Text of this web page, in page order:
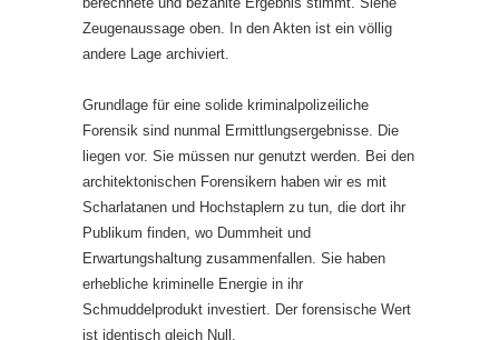
Zeugenaussage oben. In den Akten ist ein völlig
andere Lage archiviert.
Grundlage für eine solide kriminalpolizeiliche
Forensik sind nunmal Ermittlungsergebnisse. Die
liegen vor. Sie müssen nur genutzt werden. Bei den
architektonischen Forensikern haben wir es mit
Scharlatanen und Hochstaplern zu tun, die dort ihr
Publikum finden, wo Dummheit und
Erwartungshaltung zusammenfallen. Sie haben
erhebliche kriminelle Energie in ihr
Schmuddelprodukt investiert. Der forensische Wert
ist identisch gleich Null.